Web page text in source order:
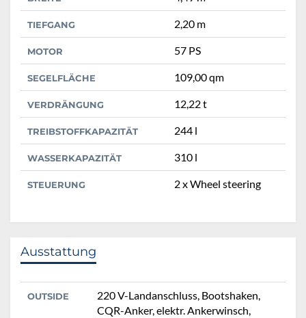
TIEFGANG 2,20 m
MOTOR 57 PS
SEGELFLÄCHE 109,00 qm
VERDRÄNGUNG 12,22 t
TREIBSTOFFKAPAZITÄT 244 l
WASSERKAPAZITÄT 310 l
STEUERUNG 2 x Wheel steering
Ausstattung
OUTSIDE
220 V-Landanschluss, Bootshaken,
CQR-Anker, elektr. Ankerwinsch,